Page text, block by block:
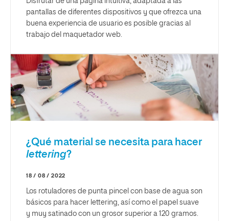
pantallas de diferentes dispositivos y que ofrezca una
buena experiencia de usuario es posible gracias al
trabajo del maquetador web.
¿Qué material se necesita para hacer
lettering?
18 / 08 / 2022
Los rotuladores de punta pincel con base de agua son
básicos para hacer lettering, así como el papel suave
y muy satinado con un grosor superior a 120 gramos.